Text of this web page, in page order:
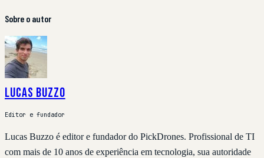
Sobre o autor
Lucas Buzzo
Editor e fundador
Lucas Buzzo é editor e fundador do PickDrones. Profissional de TI
com mais de 10 anos de experiência em tecnologia, sua autoridade